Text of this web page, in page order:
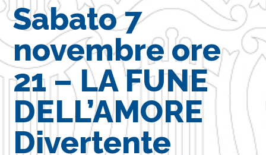
Sabato 7
novembre ore
21 – LA FUNE
DELL’AMORE
Divertente